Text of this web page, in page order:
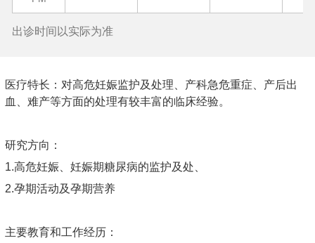
出诊时间以实际为准
医疗特长：对高危妊娠监护及处理、产科急危重症、产后出
血、难产等方面的处理有较丰富的临床经验。
研究方向：
1.高危妊娠、妊娠期糖尿病的监护及处、
2.孕期活动及孕期营养
主要教育和工作经历：